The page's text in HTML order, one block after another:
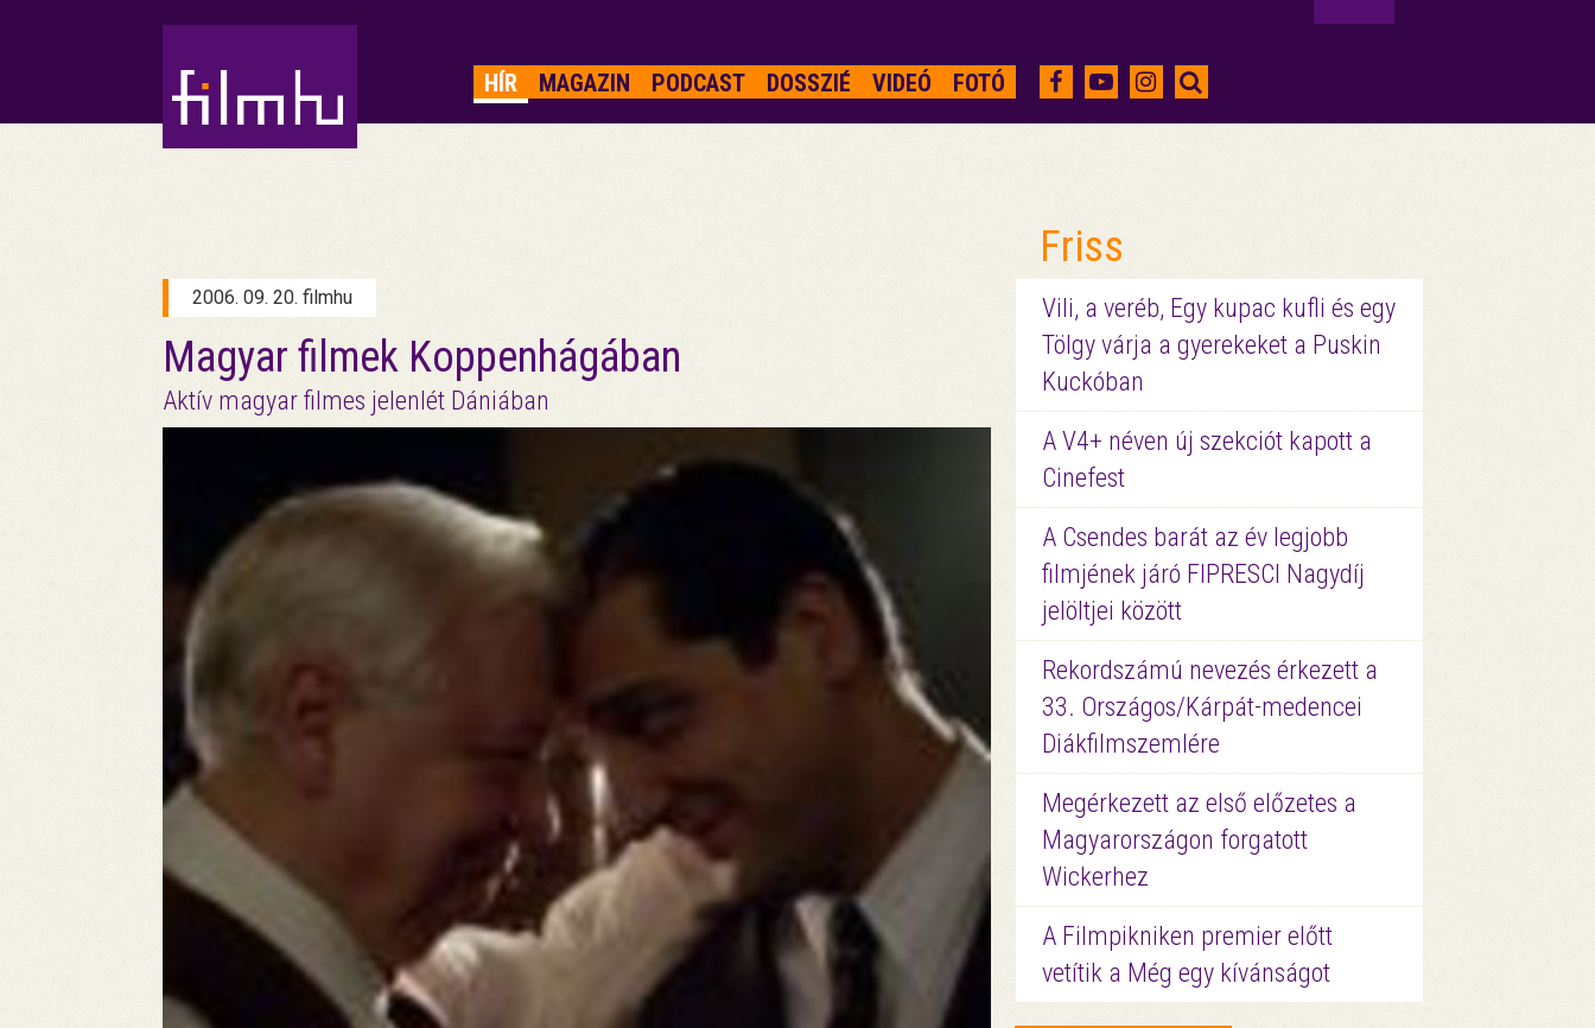
HÍR MAGAZIN PODCAST DOSSZIÉ VIDEÓ FOTÓ
2006. 09. 20. filmhu
Magyar filmek Koppenhágában
Aktív magyar filmes jelenlét Dániában
Friss
Vili, a veréb, Egy kupac kufli és egy
Tölgy várja a gyerekeket a Puskin
Kuckóban
A V4+ néven új szekciót kapott a
Cinefest
A Csendes barát az év legjobb
filmjének járó FIPRESCI Nagydíj
jelöltjei között
Rekordszámú nevezés érkezett a
33. Országos/Kárpát-medencei
Diákfilmszemlére
Megérkezett az első előzetes a
Magyarországon forgatott
Wickerhez
A Filmpikniken premier előtt
vetítik a Még egy kívánságot